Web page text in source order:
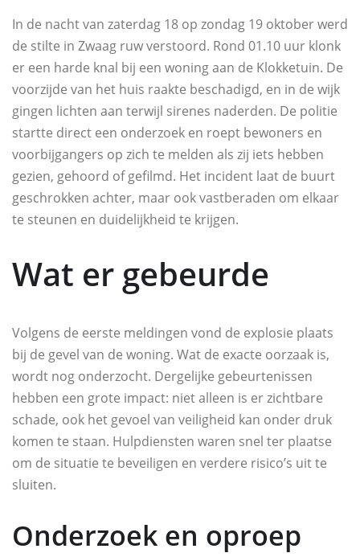
In de nacht van zaterdag 18 op zondag 19 oktober werd
de stilte in Zwaag ruw verstoord. Rond 01.10 uur klonk
er een harde knal bij een woning aan de Klokketuin. De
voorzijde van het huis raakte beschadigd, en in de wijk
gingen lichten aan terwijl sirenes naderden. De politie
startte direct een onderzoek en roept bewoners en
voorbijgangers op zich te melden als zij iets hebben
gezien, gehoord of gefilmd. Het incident laat de buurt
geschrokken achter, maar ook vastberaden om elkaar
te steunen en duidelijkheid te krijgen.
Wat er gebeurde
Volgens de eerste meldingen vond de explosie plaats
bij de gevel van de woning. Wat de exacte oorzaak is,
wordt nog onderzocht. Dergelijke gebeurtenissen
hebben een grote impact: niet alleen is er zichtbare
schade, ook het gevoel van veiligheid kan onder druk
komen te staan. Hulpdiensten waren snel ter plaatse
om de situatie te beveiligen en verdere risico’s uit te
sluiten.
Onderzoek en oproep